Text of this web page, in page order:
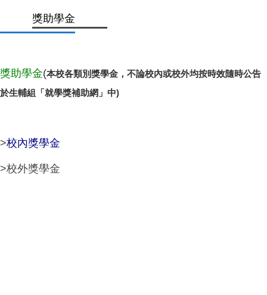
獎助學金
獎助學金(本校各類別獎學金，不論校內或校外均按時效隨時公告
於生輔組「就學獎補助網 」中)
>校內獎學金
>校外獎學金